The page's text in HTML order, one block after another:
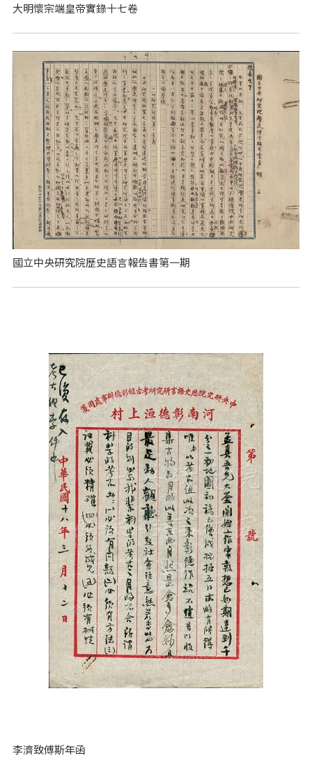
大明懷宗端皇帝實錄十七卷
國立中央研究院歷史語言報告書第一期
李濟致傅斯年函